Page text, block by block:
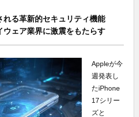
る革新的セキュリティ機能
ウェア業界に激震をもたらす
Appleが今
週発表し
たiPhone
17シリー
ズと